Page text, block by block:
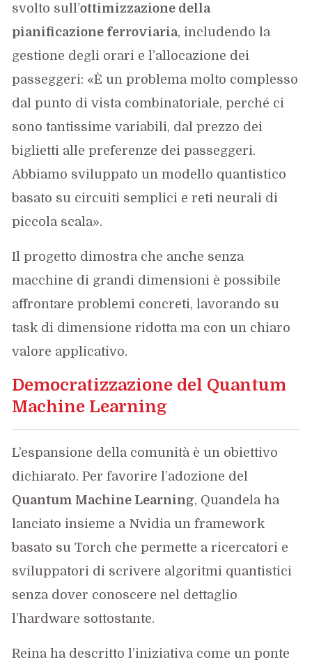
svolto sull’ottimizzazione della
pianificazione ferroviaria, includendo la
gestione degli orari e l’allocazione dei
passeggeri: «È un problema molto complesso
dal punto di vista combinatoriale, perché ci
sono tantissime variabili, dal prezzo dei
biglietti alle preferenze dei passeggeri.
Abbiamo sviluppato un modello quantistico
basato su circuiti semplici e reti neurali di
piccola scala».
Il progetto dimostra che anche senza
macchine di grandi dimensioni è possibile
affrontare problemi concreti, lavorando su
task di dimensione ridotta ma con un chiaro
valore applicativo.
Democratizzazione del Quantum
Machine Learning
L’espansione della comunità è un obiettivo
dichiarato. Per favorire l’adozione del
Quantum Machine Learning, Quandela ha
lanciato insieme a Nvidia un framework
basato su Torch che permette a ricercatori e
sviluppatori di scrivere algoritmi quantistici
senza dover conoscere nel dettaglio
l’hardware sottostante.
Reina ha descritto l’iniziativa come un ponte